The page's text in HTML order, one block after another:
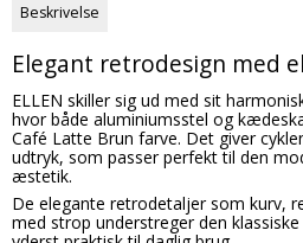
Beskrivelse
Elegant retrodesign med
ELLEN skiller sig ud med sit
hvor både aluminiumsstel og
Café Latte Brun farve. Det giver
udtryk, som passer perfekt til den
æstetik.
De elegante retrodetaljer som kurv,
med strop understreger den